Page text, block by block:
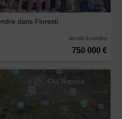
dans Floresti
terrain à vendre
750 000 €